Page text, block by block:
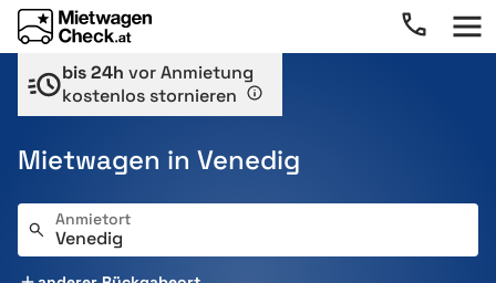
bis 24h vor Anmietung
kostenlos stornieren
Mietwagen in Venedig
Anmietort